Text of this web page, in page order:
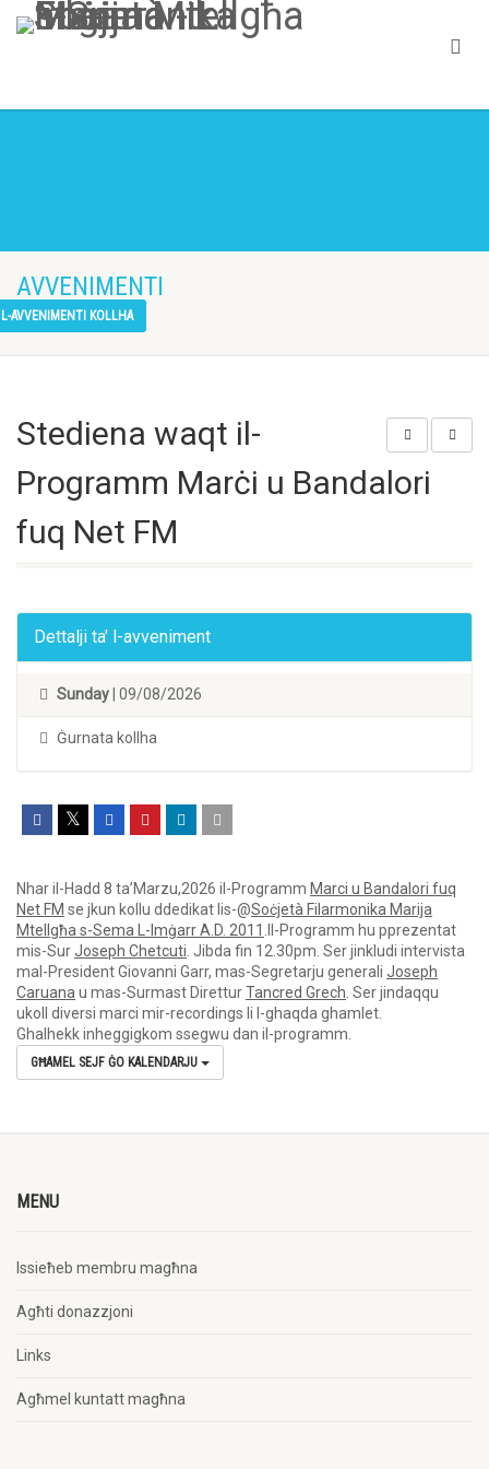
AVVENIMENTI
L-AVVENIMENTI KOLLHA
Stediena waqt il-
Programm Marċi u Bandalori
fuq Net FM
Dettalji ta' l-avveniment
Sunday | 09/08/2026
Ġurnata kollha
Nhar il-Hadd 8 ta’Marzu,2026 il-Programm Marci u Bandalori fuq
Net FM se jkun kollu ddedikat lis-@Soċjetà Filarmonika Marija
Mtellgħa s-Sema L-Imġarr A.D. 2011
.Il-Programm hu pprezentat
mis-SurJoseph Chetcuti . Jibda fin 12.30pm. Ser jinkludi intervista
mal-President Giovanni Garr, mas-Segretarju generali Joseph
Caruana u mas-Surmast DiretturTancred Grech . Ser jindaqqu
ukoll diversi marci mir-recordings li l-ghaqda ghamlet.
Ghalhekk inheggigkom ssegwu dan il-programm.
GĦAMEL SEJF ĠO KALENDARJU
MENU
Issieħeb membru magħna
Agħti donazzjoni
Links
Agħmel kuntatt magħna